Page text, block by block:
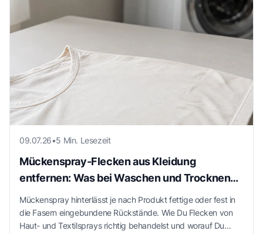
09.07.26•5 Min. Lesezeit
Mückenspray-Flecken aus Kleidung
entfernen: Was bei Waschen und Trocknen
wichtig ist
Mückenspray hinterlässt je nach Produkt fettige oder fest in
die Fasern eingebundene Rückstände. Wie Du Flecken von
Haut- und Textilsprays richtig behandelst und worauf Du